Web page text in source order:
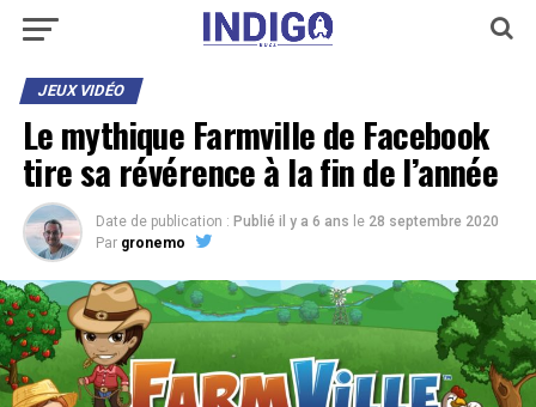
JEUX VIDÉO
Le mythique Farmville de Facebook
tire sa révérence à la fin de l’année
Date de publication : Publié il y a 6 ans le 28 septembre 2020
Par gronemo